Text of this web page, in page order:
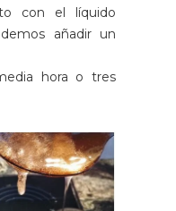
con el líquido
añadir un
hora o tres